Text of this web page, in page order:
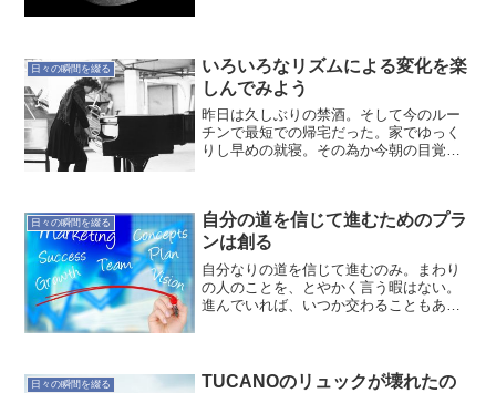
日々の瞬間を綴る
いろいろなリズムによる変化を楽
しんでみよう
昨日は久しぶりの禁酒。そして今のルー
チンで最短での帰宅だった。家でゆっく
りし早めの就寝。その為か今朝の目覚め
う。リズムを意識すること...
日々の瞬間を綴る
自分の道を信じて進むためのプラ
ンは創る
自分なりの道を信じて進むのみ。まわり
の人のことを、とやかく言う暇はない。
進んでいれば、いつか交わることもある
の繰り返し。振り返ること...
日々の瞬間を綴る
TUCANOのリュックが壊れたの